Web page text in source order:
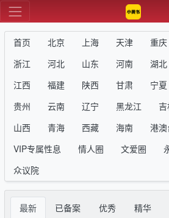
首页 北京 上海 天津 重庆
浙江
河北 山东 河南 湖北
江西
福建 陕西 甘肃 宁夏
贵州
云南 辽宁 黑龙江
山西
青海 西藏 海南 港澳
VIP专属性息
情人圈 文爱圈
众议院
最新 已备案 优秀 精华